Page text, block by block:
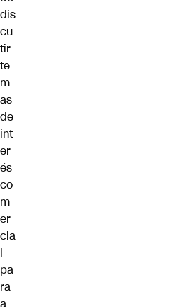
dis
cu
tir
te
m
as
de
int
er
és
co
m
er
cia
l
pa
ra
a